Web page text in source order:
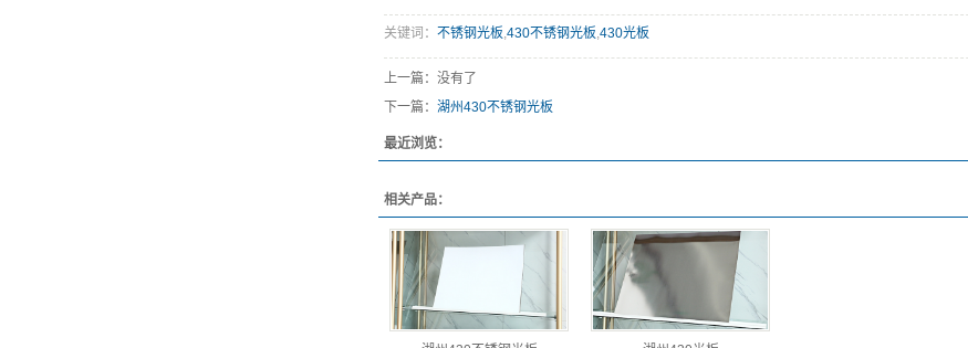
关键词： 不锈钢光板,430不锈钢光板,430光板
上一篇：没有了
下一篇： 湖州430不锈钢光板
最近浏览：
相关产品：